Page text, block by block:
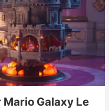
Galaxy Le